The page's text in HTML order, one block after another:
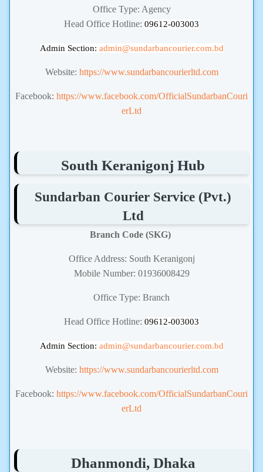
Office Type: Agency
Head Office Hotline: 09612-003003
Admin Section: admin@sundarbancourier.com.bd
Website: https://www.sundarbancourierltd.com
Facebook: https://www.facebook.com/OfficialSundarbanCouri
erLtd
South Keranigonj Hub
Sundarban Courier Service (Pvt.)
Ltd
Branch Code (SKG)
Office Address: South Keranigonj
Mobile Number: 01936008429
Office Type: Branch
Head Office Hotline: 09612-003003
Admin Section: admin@sundarbancourier.com.bd
Website: https://www.sundarbancourierltd.com
Facebook: https://www.facebook.com/OfficialSundarbanCouri
erLtd
Dhanmondi, Dhaka